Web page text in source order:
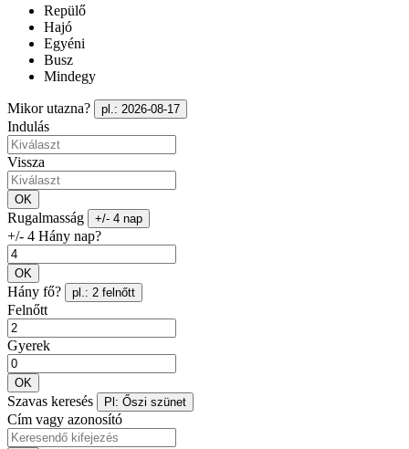
Repülő
Hajó
Egyéni
Busz
Mindegy
Mikor utazna? pl.: 2026-08-17
Indulás
Vissza
OK
Rugalmasság +/- 4 nap
+/- 4 Hány nap?
OK
Hány fő? pl.: 2 felnőtt
Felnőtt
Gyerek
OK
Szavas keresés Pl: Őszi szünet
Cím vagy azonosító